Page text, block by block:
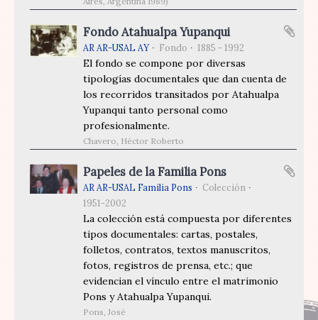
Fondo Atahualpa Yupanqui
AR AR-USAL AY Fondo 1885 - 1992
El fondo se compone por diversas
tipologías documentales que dan cuenta de
los recorridos transitados por Atahualpa
Yupanqui tanto personal como
profesionalmente.
Chavero, Héctor Roberto
Papeles de la Familia Pons
AR AR-USAL Familia Pons
Colección
1951-2002
La colección está compuesta por diferentes
tipos documentales: cartas, postales,
folletos, contratos, textos manuscritos,
fotos, registros de prensa, etc.; que
evidencian el vínculo entre el matrimonio
Pons y Atahualpa Yupanqui.
Pons, José